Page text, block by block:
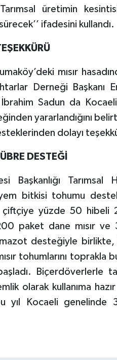
üretimin
ifadesini kullandı.
mısır
Derneği Başkanı
Sadun da
yararlandığını
dolayı
DESTEĞİ
Başkanlığı
bitkisi tohumu
çiftçiye yüzde 50 hibeli
paket dane mısır ve
desteğiyle
tohumlarını
Biçerdöverlerle
olarak kullanıma
Kocaeli genelinde